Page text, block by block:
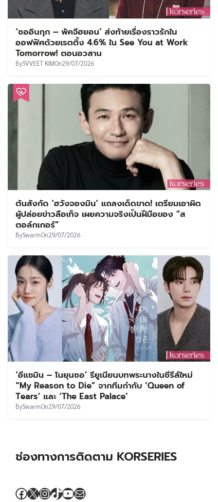
‘ซออินกุก – พัคจีฮยอน’ ส่งท้ายเรื่องราวรักใน
ออฟฟิศด้วยเรตติ้ง 4.6% ใน See You at Work
Tomorrow! ตอนอวสาน
BySVVEET KIMOn29/07/2026
ต้นสังกัด ‘ฮวังจองมิน’ แถลงเด็ดขาด! เตรียมเอาผิด
ผู้ปล่อยข่าวลือเท็จ เผยความจริงเป็นฝีมือของ “ส
ตอล์กเกอร์”
BySwarmOn29/07/2026
‘อีแชมิน – โนยุนซอ’ รียูเนียนบทพระนางในซีรีส์ใหม่
“My Reason to Die” จากทีมกำกับ ‘Queen of
Tears’ และ ‘The East Palace’
BySwarmOn29/07/2026
ช่องทางการติดตาม KORSERIES
Facebook
X Instagram
TikTok
YouTube
Mail